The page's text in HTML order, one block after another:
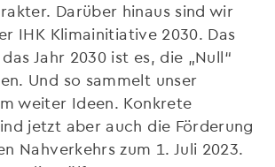
Darüber hinaus sind wir
IHK Klimainitiative 2030. Das
Jahr 2030 ist es, die „Null“
Und so sammelt unser
weiter Ideen. Konkrete
jetzt aber auch die Förderung
Nahverkehrs zum 1. Juli 2023.